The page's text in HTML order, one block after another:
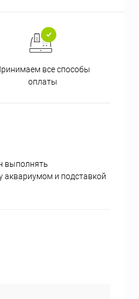
все способы
оплаты
выполнять
аквариумом и подставкой